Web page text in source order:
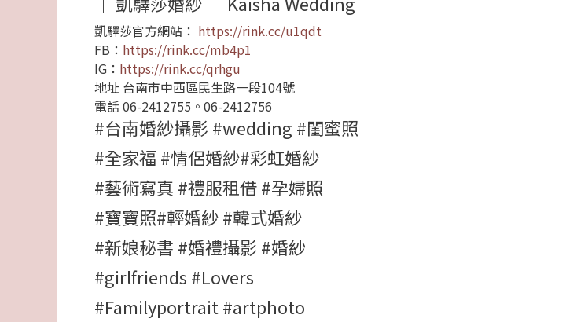
凱驛莎官方網站： https://rink.cc/u1qdt
FB： https://rink.cc/mb4p1
IG： https://rink.cc/qrhgu
地址 台南市中西區民生路一段104號
電話 06-2412755。06-2412756
#台南婚紗攝影 #wedding #閨蜜照
#全家福 #情侶婚紗#彩虹婚紗
#藝術寫真 #禮服租借#孕婦照
#寶寶照#輕婚紗#韓式婚紗
#新娘秘書 #婚禮攝影 #婚紗
#girlfriends #Lovers
#Familyportrait #artphoto